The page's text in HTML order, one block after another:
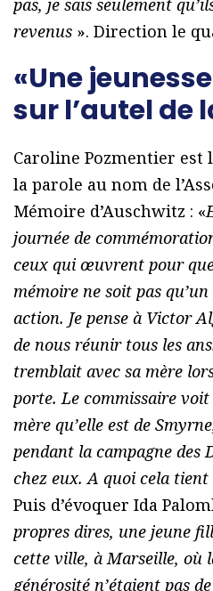
pas, je sais seulement
revenus ». Direction le
«Une
sur l’autel de
Caroline Pozmentier
la parole au nom de
Mémoire d’Auschwitz : «
journée de
ceux qui œuvrent pour
mémoire ne soit pas
action. Je pense à Victor
de nous réunir tous les
tremblait avec sa mère
porte. Le commissaire voit
mère qu’elle est de
pendant la campagne des
chez eux. A quoi cela
Puis d’évoquer Ida
propres dires, une jeune
cette ville, à Marseille, où
générosité n’étaient pas